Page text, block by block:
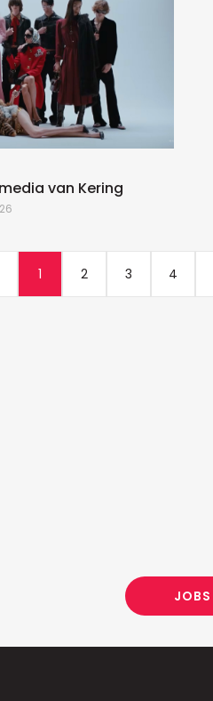
van Kering
1 2 3 4
JOBS